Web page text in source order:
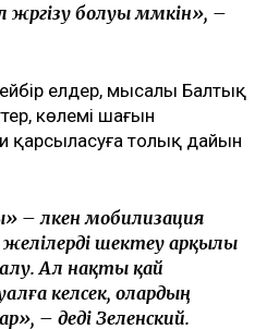
болуы мүмкін», –
кейбір елдер, мысалы Балтық
көлемі шағын
қарсыласуға толық дайын
– үлкен мобилизация
шектеу арқылы
Ал нақты қай
келсек, олардың
– деді Зеленский.